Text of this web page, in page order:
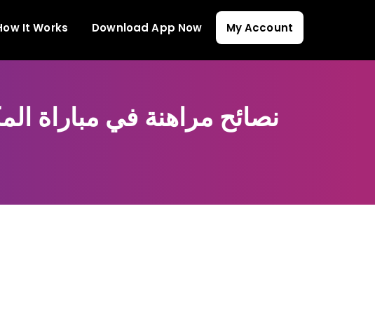
It Works Download App Now My Account
نصائح مراهنة في مباراة